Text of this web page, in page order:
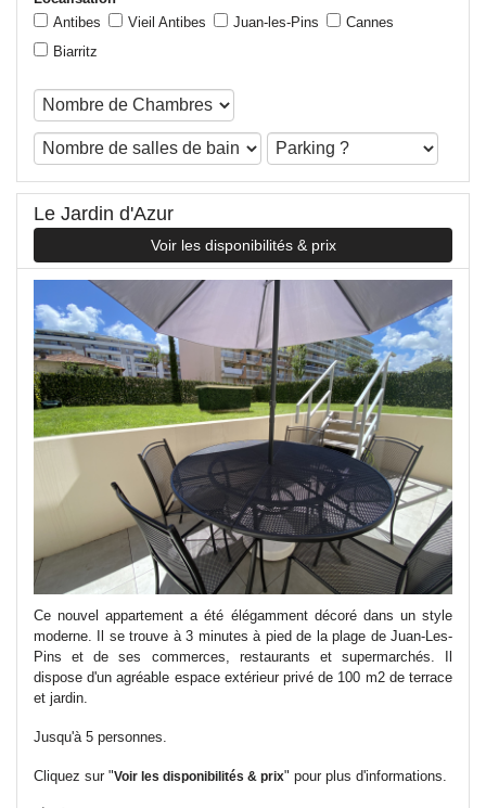
Antibes
Vieil Antibes Juan-les-Pins
Cannes
Biarritz
Le Jardin d'Azur
Voir les disponibilités & prix
Ce nouvel appartement a été élégamment décoré dans un style
moderne. Il se trouve à 3 minutes à pied de la plage de Juan-Les-
Pins et de ses commerces, restaurants et supermarchés. Il
dispose d'un agréable espace extérieur privé de 100 m2 de terrace
et jardin.
Jusqu'à 5 personnes.
Cliquez sur "Voir les disponibilités & prix" pour plus d'informations.